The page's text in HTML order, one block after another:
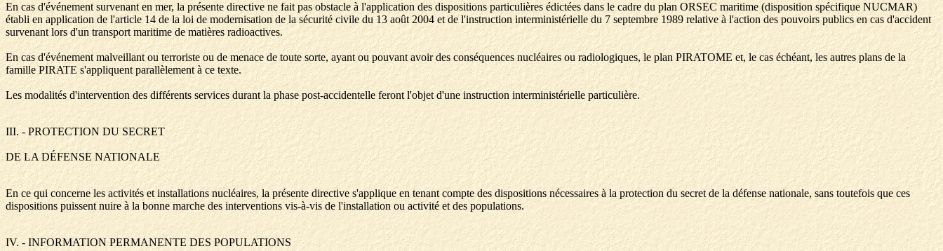
En cas d'événement survenant en mer, la présente directive ne fait pas obstacle à l'application des dispositions particulières édictées dans le cadre du plan ORSEC maritime (disposition spécifique NUCMAR)
établi en application de l'article 14 de la loi de modernisation de la sécurité civile du 13 août 2004 et de l'instruction interministérielle du 7 septembre 1989 relative à l'action des pouvoirs publics en cas d'accident
survenant lors d'un transport maritime de matières radioactives.
En cas d'événement malveillant ou terroriste ou de menace de toute sorte, ayant ou pouvant avoir des conséquences nucléaires ou radiologiques, le plan PIRATOME et, le cas échéant, les autres plans de la
famille PIRATE s'appliquent parallèlement à ce texte.
Les modalités d'intervention des différents services durant la phase post-accidentelle feront l'objet d'une instruction interministérielle particulière.
III. - PROTECTION DU SECRET
DE LA DÉFENSE NATIONALE
En ce qui concerne les activités et installations nucléaires, la présente directive s'applique en tenant compte des dispositions nécessaires à la protection du secret de la défense nationale, sans toutefois que ces
dispositions puissent nuire à la bonne marche des interventions vis-à-vis de l'installation ou activité et des populations.
IV. - INFORMATION PERMANENTE DES POPULATIONS